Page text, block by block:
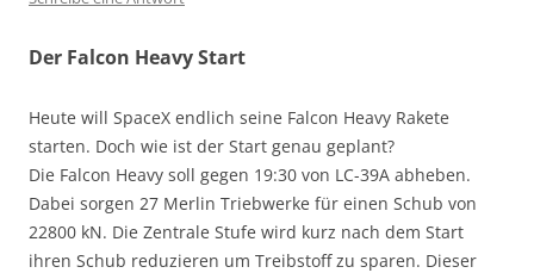
Der Falcon Heavy Start
Heute will SpaceX endlich seine Falcon Heavy Rakete
starten. Doch wie ist der Start genau geplant?
Die Falcon Heavy soll gegen 19:30 von LC-39A abheben.
Dabei sorgen 27 Merlin Triebwerke für einen Schub von
22800 kN. Die Zentrale Stufe wird kurz nach dem Start
ihren Schub reduzieren um Treibstoff zu sparen. Dieser